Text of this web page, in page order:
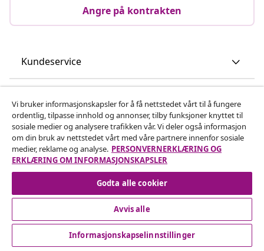
Angre på kontrakten
Kundeservice
vidaXL
Oppdag mer
Vi bruker informasjonskapsler for å få nettstedet vårt til å fungere
ordentlig, tilpasse innhold og annonser, tilby funksjoner knyttet til
sosiale medier og analysere trafikken vår. Vi deler også informasjon
om din bruk av nettstedet vårt med våre partnere innenfor sosiale
medier, reklame og analyse. PERSONVERNERKLÆRING OG
ERKLÆRING OM INFORMASJONSKAPSLER
Godta alle cookier
Avvis alle
Informasjonskapselinnstillinger